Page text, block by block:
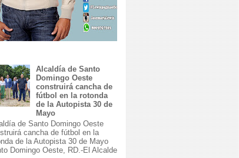
Alcaldía de Santo
Domingo Oeste
construirá cancha de
fútbol en la rotonda
de la Autopista 30 de
Mayo
de Santo Domingo Oeste
cancha de fútbol en la
de la Autopista 30 de Mayo
Domingo Oeste, RD.-El Alcalde